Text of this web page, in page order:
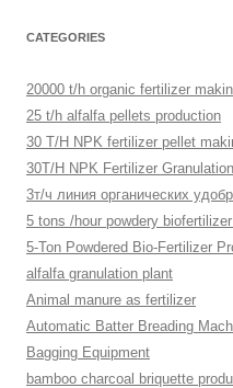
CATEGORIES
20000 t/h organic fertilizer
25 t/h alfalfa pellets production
30 T/H NPK fertilizer pellet
30T/H NPK Fertilizer
3т/ч линия органических
5 tons /hour powdery
5-Ton Powdered Bio-Fertilizer
alfalfa granulation plant
Animal manure as fertilizer
Automatic Batter Breading
Bagging Equipment
bamboo charcoal briquette